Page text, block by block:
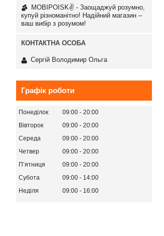
MOBIPOISK✌ - Заощаджуй розумно,
купуй різноманітно! Надійний магазин –
ваш вибір з розумом!
Сергій Володимир Ольга
Графік роботи
Понеділок 09:00
20:00
Вівторок
09:00
20:00
Середа
09:00
20:00
Четвер
09:00
20:00
Пʼятниця
09:00
20:00
Субота
09:00
14:00
Неділя
09:00 16:00